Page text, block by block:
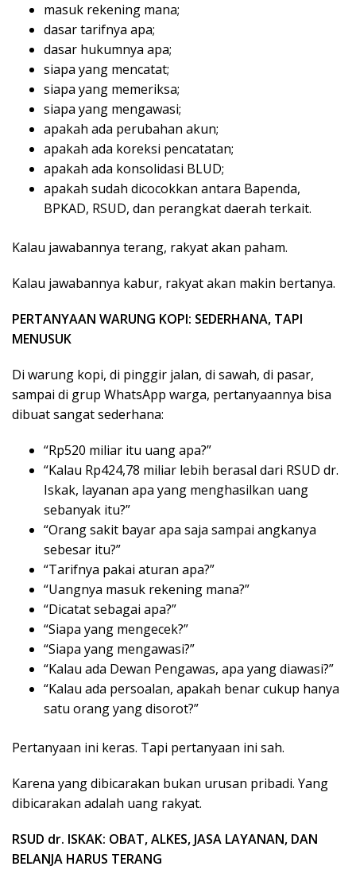
masuk rekening mana;
dasar tarifnya apa;
dasar hukumnya apa;
siapa yang mencatat;
siapa yang memeriksa;
siapa yang mengawasi;
apakah ada perubahan akun;
apakah ada koreksi pencatatan;
apakah ada konsolidasi BLUD;
apakah sudah dicocokkan antara Bapenda,
BPKAD, RSUD, dan perangkat daerah terkait.
Kalau jawabannya terang, rakyat akan paham.
Kalau jawabannya kabur, rakyat akan makin bertanya.
PERTANYAAN WARUNG KOPI: SEDERHANA, TAPI
MENUSUK
Di warung kopi, di pinggir jalan, di sawah, di pasar,
sampai di grup WhatsApp warga, pertanyaannya bisa
dibuat sangat sederhana:
“Rp520 miliar itu uang apa?”
“Kalau Rp424,78 miliar lebih berasal dari RSUD dr.
Iskak, layanan apa yang menghasilkan uang
sebanyak itu?”
“Orang sakit bayar apa saja sampai angkanya
sebesar itu?”
“Tarifnya pakai aturan apa?”
“Uangnya masuk rekening mana?”
“Dicatat sebagai apa?”
“Siapa yang mengecek?”
“Siapa yang mengawasi?”
“Kalau ada Dewan Pengawas, apa yang diawasi?”
“Kalau ada persoalan, apakah benar cukup hanya
satu orang yang disorot?”
Pertanyaan ini keras. Tapi pertanyaan ini sah.
Karena yang dibicarakan bukan urusan pribadi. Yang
dibicarakan adalah uang rakyat.
RSUD dr. ISKAK: OBAT, ALKES, JASA LAYANAN, DAN
BELANJA HARUS TERANG